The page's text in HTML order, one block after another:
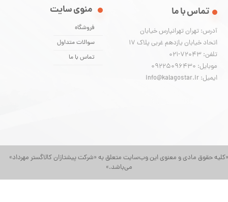
حقوق مادی و معنوی این وب‌سایت متعلق به «شرکت پیشتازان کالاگستر مهرداد»
می‌باشد.»
منوی سایت
فروشگاه
سوالات متداول
تماس با ما
تماس با ما
آدرس: تهران تهرانپارس خیابان
اتحاد خیابان یازدهم غربی پلاک ۱۷
تلفن: 72043-021
موبایل: 09225096430
ایمیل: info@kalagostar.ir